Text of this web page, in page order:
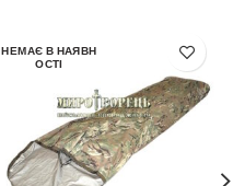
НЕМАЄ В НАЯВН
ОСТІ